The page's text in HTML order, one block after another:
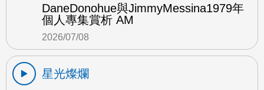
DaneDonohue與JimmyMessina1979年
個人專集賞析 AM
2026/07/08
星光燦爛